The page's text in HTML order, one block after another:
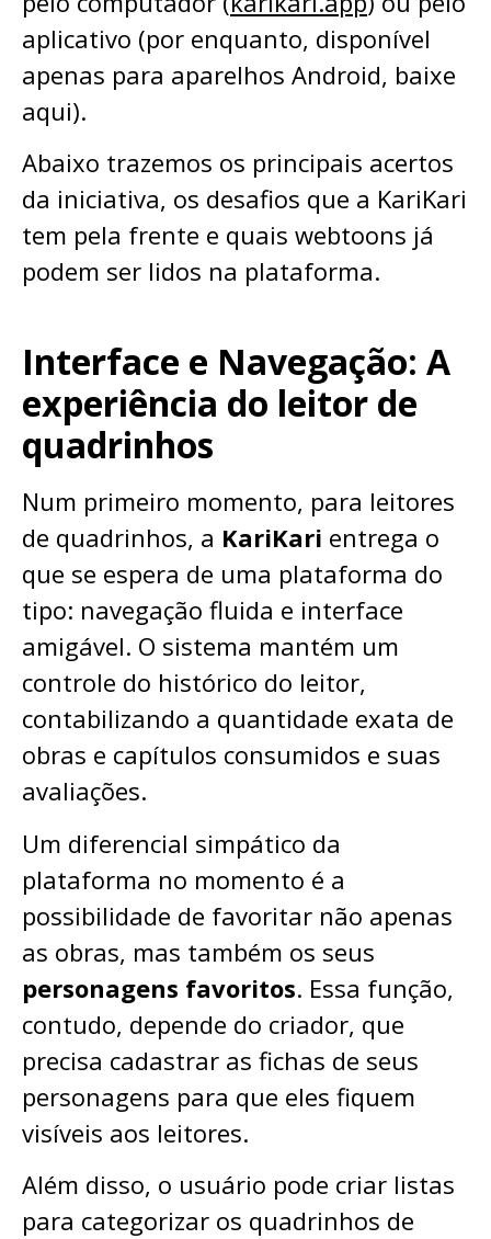
aplicativo (por enquanto, disponível
apenas para aparelhos Android, baixe
aqui).
Abaixo trazemos os principais acertos
da iniciativa, os desafios que a KariKari
tem pela frente e quais webtoons já
podem ser lidos na plataforma.
Interface e Navegação: A
experiência do leitor de
quadrinhos
Num primeiro momento, para leitores
de quadrinhos, a KariKari entrega o
que se espera de uma plataforma do
tipo: navegação fluida e interface
amigável. O sistema mantém um
controle do histórico do leitor,
contabilizando a quantidade exata de
obras e capítulos consumidos e suas
avaliações.
Um diferencial simpático da
plataforma no momento é a
possibilidade de favoritar não apenas
as obras, mas também os seus
personagens favoritos. Essa função,
contudo, depende do criador, que
precisa cadastrar as fichas de seus
personagens para que eles fiquem
visíveis aos leitores.
Além disso, o usuário pode criar listas
para categorizar os quadrinhos de